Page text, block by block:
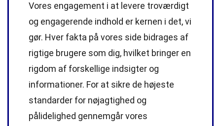
Vores engagement i at levere troværdigt
og engagerende indhold er kernen i det, vi
gør. Hver fakta på vores side bidrages af
rigtige brugere som dig, hvilket bringer en
rigdom af forskellige indsigter og
informationer. For at sikre de højeste
standarder for nøjagtighed og
pålidelighed gennemgår vores